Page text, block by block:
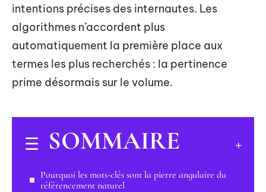
intentions précises des internautes. Les
algorithmes n’accordent plus
automatiquement la première place aux
termes les plus recherchés : la pertinence
prime désormais sur le volume.
SOMMAIRE
Pourquoi les mots-clés sont la pierre angulaire du
référencement naturel